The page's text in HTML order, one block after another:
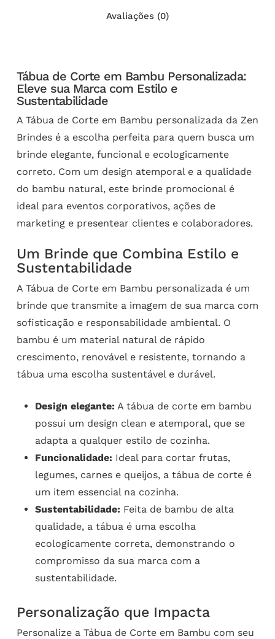
Avaliações (0)
Tábua de Corte em Bambu Personalizada:
Eleve sua Marca com Estilo e
Sustentabilidade
A Tábua de Corte em Bambu personalizada da Zen
Brindes é a escolha perfeita para quem busca um
brinde elegante, funcional e ecologicamente
correto. Com um design atemporal e a qualidade
do bambu natural, este brinde promocional é
ideal para eventos corporativos, ações de
marketing e presentear clientes e colaboradores.
Um Brinde que Combina Estilo e
Sustentabilidade
A Tábua de Corte em Bambu personalizada é um
brinde que transmite a imagem de sua marca com
sofisticação e responsabilidade ambiental. O
bambu é um material natural de rápido
crescimento, renovável e resistente, tornando a
tábua uma escolha sustentável e durável.
Design elegante: A tábua de corte em bambu
possui um design clean e atemporal, que se
adapta a qualquer estilo de cozinha.
Funcionalidade: Ideal para cortar frutas,
legumes, carnes e queijos, a tábua de corte é
um item essencial na cozinha.
Sustentabilidade: Feita de bambu de alta
qualidade, a tábua é uma escolha
ecologicamente correta, demonstrando o
compromisso da sua marca com a
sustentabilidade.
Personalização que Impacta
Personalize a Tábua de Corte em Bambu com seu